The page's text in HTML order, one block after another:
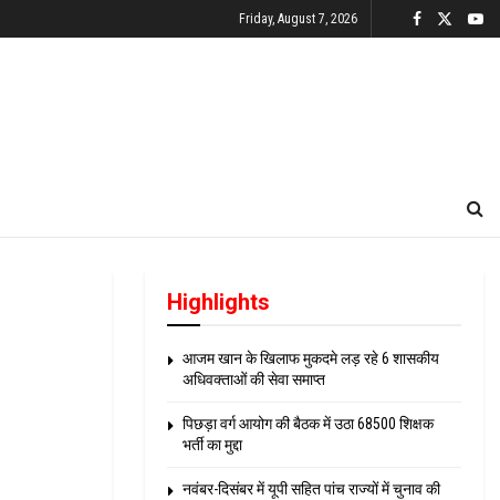
Friday, August 7, 2026
Highlights
आजम खान के खिलाफ मुकदमे लड़ रहे 6 शासकीय
अधिवक्ताओं की सेवा समाप्त
पिछड़ा वर्ग आयोग की बैठक में उठा 68500 शिक्षक
भर्ती का मुद्दा
नवंबर-दिसंबर में यूपी सहित पांच राज्यों में चुनाव की